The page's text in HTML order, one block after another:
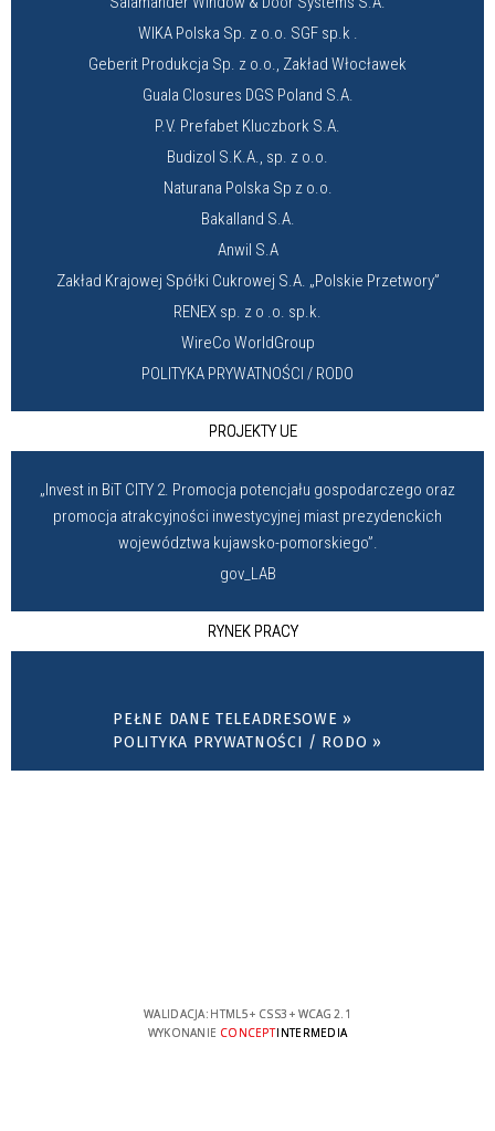
WIKA Polska Sp. z o.o. SGF sp.k .
Geberit Produkcja Sp. z o.o., Zakład Włocławek
Guala Closures DGS Poland S.A.
P.V. Prefabet Kluczbork S.A.
Budizol S.K.A., sp. z o.o.
Naturana Polska Sp z o.o.
Bakalland S.A.
Anwil S.A
Zakład Krajowej Spółki Cukrowej S.A. „Polskie Przetwory”
RENEX sp. z o .o. sp.k.
WireCo WorldGroup
POLITYKA PRYWATNOŚCI / RODO
PROJEKTY UE
„Invest in BiT CITY 2. Promocja potencjału gospodarczego oraz
promocja atrakcyjności inwestycyjnej miast prezydenckich
województwa kujawsko-pomorskiego”.
gov_LAB
RYNEK PRACY
PEŁNE DANE TELEADRESOWE »
POLITYKA PRYWATNOŚCI / RODO »
WALIDACJA: HTML5+ CSS3 + WCAG 2.1
WYKONANIE CONCEPTINTERMEDIA